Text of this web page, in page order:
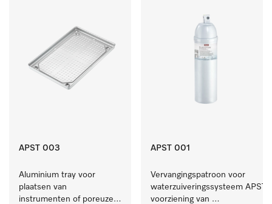
APST 003
Aluminium tray voor
plaatsen van
instrumenten of poreuze
APST 001
Vervangingspatroon voor
waterzuiveringssysteem APST
voorziening van